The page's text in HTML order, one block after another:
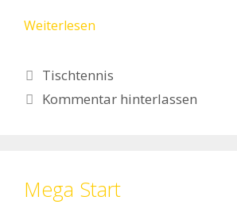
Weiterlesen
Kategorien
Tischtennis
Kommentar hinterlassen
Mega Start